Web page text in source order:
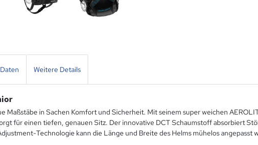
Weitere Details
Maßstäbe in Sachen Komfort und Sicherheit. Mit seinem super weichen
für einen tiefen, genauen Sitz. Der innovative DCT Schaumstoff absorbiert
Technologie kann die Länge und Breite des Helms mühelos angepasst